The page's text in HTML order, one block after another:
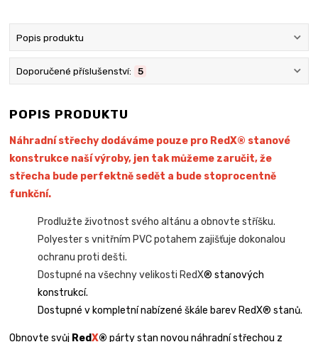
Popis produktu
Doporučené příslušenství: 5
POPIS PRODUKTU
Náhradní střechy dodáváme pouze pro RedX® stanové
konstrukce naší výroby, jen tak můžeme zaručit, že
střecha bude perfektně sedět a bude stoprocentně
funkční.
Prodlužte životnost svého altánu a obnovte stříšku.
Polyester s vnitřním PVC potahem zajišťuje dokonalou
ochranu proti dešti.
Dostupné na všechny velikosti RedX® stanových
konstrukcí.
Dostupné v kompletní nabízené škále barev RedX® stanů.
Obnovte svůj RedX® párty stan novou náhradní střechou z